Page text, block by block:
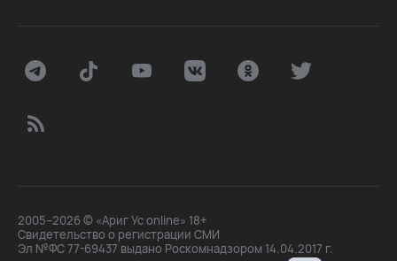
2005–2026 © «Ариг Ус online» 18+
Свидетельство о регистрации СМИ
Эл №ФС 77-69437 выдано Роскомнадзором 14.04.2017 г.